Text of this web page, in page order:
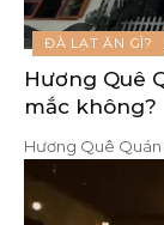
ĐÀ LẠT ĂN GÌ?
Hương Quê
mắc không?
Hương Quê